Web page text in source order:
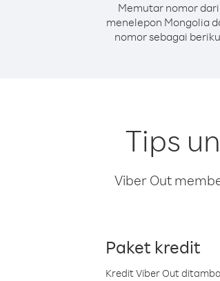
Memutar nomor
menelepon Mongolia
nomor sebagai
Tips
Viber Out
Paket kredit
Kredit Viber Out